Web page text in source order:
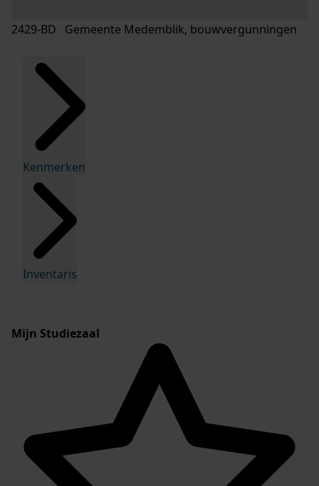
2429-BD Gemeente Medemblik, bouwvergunningen
Kenmerken
Inventaris
Mijn Studiezaal